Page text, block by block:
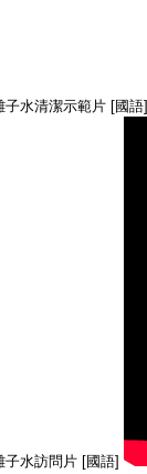
水清潔示範片 [國語]
子水訪問片 [國語]